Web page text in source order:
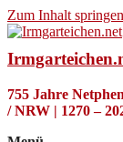
Zum Inhalt springen
755 Jahre
/ NRW | 1270 –